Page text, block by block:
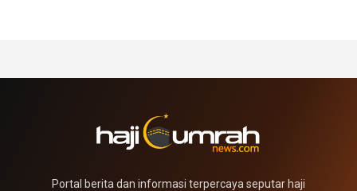
Portal berita dan informasi terpercaya seputar haji